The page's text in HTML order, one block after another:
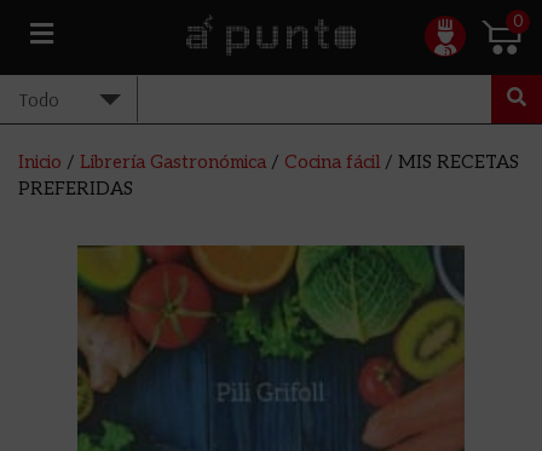
0
Inicio / Librería Gastronómica / Cocina fácil / MIS RECETAS
PREFERIDAS